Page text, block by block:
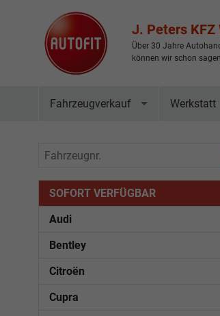
J. Peters KFZ
Über 30 Jahre
können wir schon
Fahrzeugverkauf Werkstatt
Fahrzeugnr.
SOFORT VERFÜGBAR
Audi
Bentley
Citroën
Cupra